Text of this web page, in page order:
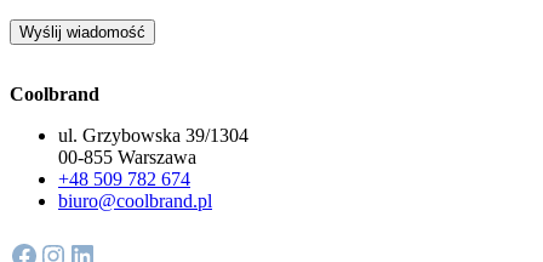
Coolbrand
ul. Grzybowska 39/1304
00-855 Warszawa
+48 509 782 674
biuro@coolbrand.pl
Facebook Instagram LinkedIn